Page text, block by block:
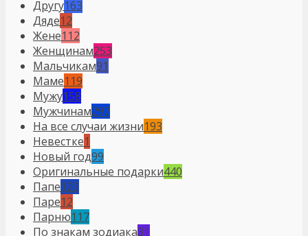
Другу163
Дяде12
Жене112
Женщинам253
Мальчикам91
Маме119
Мужу158
Мужчинам297
На все случаи жизни193
Невестке1
Новый год99
Оригинальные подарки440
Папе123
Паре12
Парню117
По знакам зодиака31